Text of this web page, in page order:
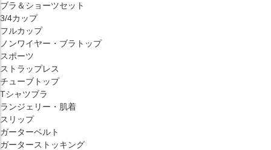
ブラ＆ショーツセット
3/4カップ
フルカップ
ノンワイヤー・ブラトップ
スポーツ
ストラップレス
チューブトップ
Tシャツブラ
ランジェリー・肌着
スリップ
ガーターベルト
ガーターストッキング